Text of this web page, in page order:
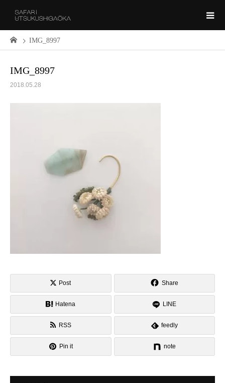
IMG_8997
IMG_8997
2018.05.28
Post Share
Hatena LINE
RSS feedly
Pin it note